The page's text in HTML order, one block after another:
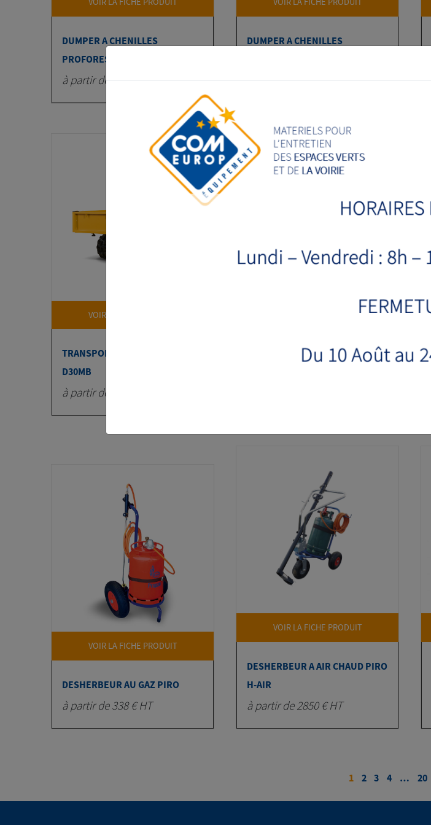
DUMPER A CHENILLES
PROFOREST T80FL
à partir de 6125 € HT
DUMPER A CHENILLES
VOIR LA FICHE PRODUIT
TRANSPORTEUR A CHENILLES
D30MB
à partir de 1775 € HT
VOIR LA FICHE PRODUIT
2X ÉPANDEUR DE SEL HOBBY
VOIR LA FICHE PRODUIT
DESHERBEUR AU GAZ PIRO
à partir de 338 € HT
VOIR LA FICHE PRODUIT
DESHERBEUR A AIR CHAUD PIRO
H-AIR
à partir de 2850 € HT
1 2 3 4 … 20